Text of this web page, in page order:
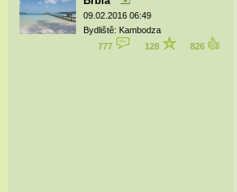
09.02.2016 06:49
Bydliště: Kambodza
777
128 826